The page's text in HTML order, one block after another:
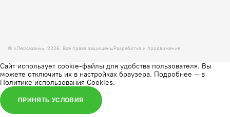
© «ЛесКазань», 2026. Все права защищеныРазработка и продвижение
Сайт использует cookie-файлы для удобства пользователя. Вы
можете отключить их в настройках браузера. Подробнее — в
Политике использования Cookies.
ПРИНЯТЬ УСЛОВИЯ